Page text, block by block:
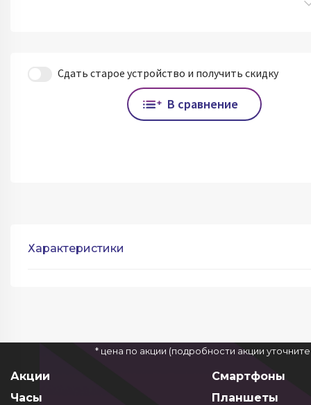
Сдать старое устройство и получить скидку
В сравнение
Характеристики
* цена по акции (подробности акции
Акции
Смартфоны
Часы
Планшеты